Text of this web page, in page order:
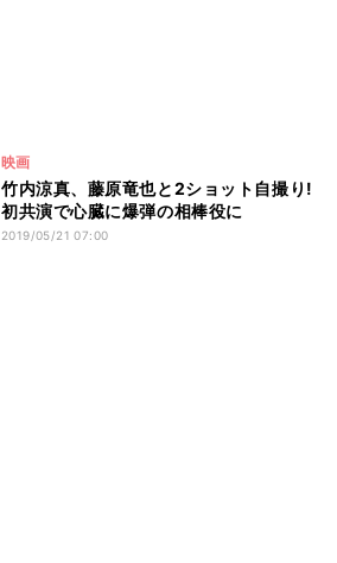
映画
竹内涼真、藤原竜也と2ショット自撮り!
初共演で心臓に爆弾の相棒役に
2019/05/21 07:00